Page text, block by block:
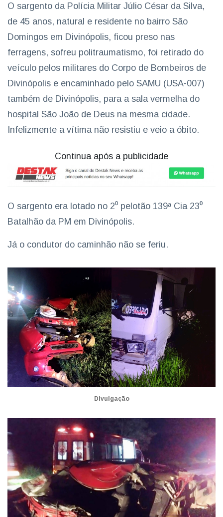
O sargento da Polícia Militar Júlio César da Silva,
de 45 anos, natural e residente no bairro São
Domingos em Divinópolis, ficou preso nas
ferragens, sofreu politraumatismo, foi retirado do
veículo pelos militares do Corpo de Bombeiros de
Divinópolis e encaminhado pelo SAMU (USA-007)
também de Divinópolis, para a sala vermelha do
hospital São João de Deus na mesma cidade.
Infelizmente a vítima não resistiu e veio a óbito.
Continua após a publicidade
O sargento era lotado no 2⁰ pelotão 139ª Cia 23⁰
Batalhão da PM em Divinópolis.
Já o condutor do caminhão não se feriu.
Divulgação